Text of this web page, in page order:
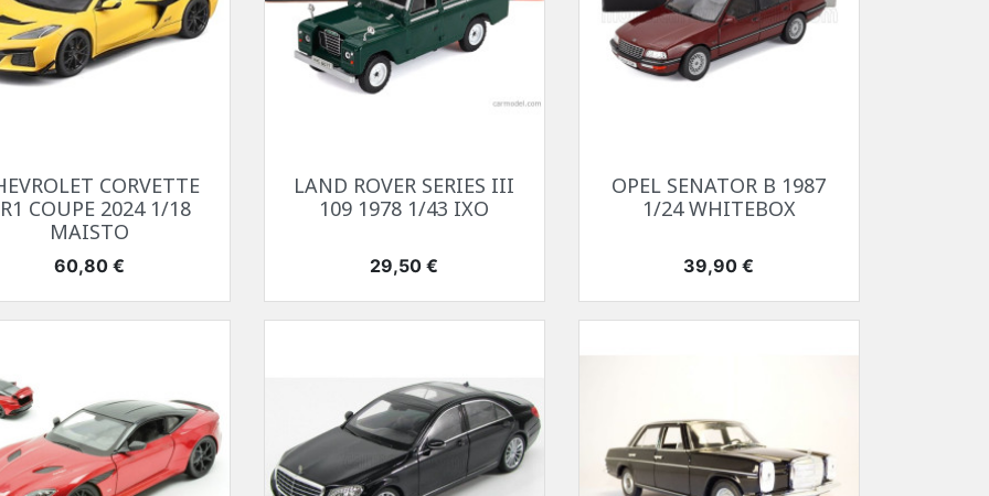
Aperçu rapideCORVETTE
COUPE 2024 1/18
MAISTO
Prix
60,80 €
Aperçu rapide
LAND ROVER SERIES III
109 1978 1/43 IXO
Prix
29,50 €
Aperçu rapide
OPEL SENATOR B 1987
1/24 WHITEBOX
Prix
39,90 €